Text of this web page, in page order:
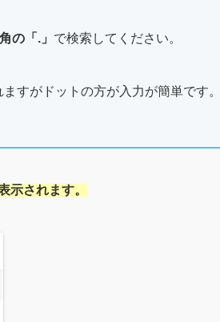
の「.」 で検索してください。
すがドットの方が入力が簡単です。
示されます。